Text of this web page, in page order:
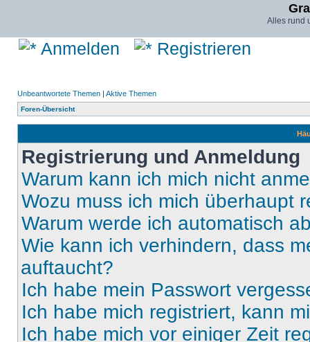
Alles rund
Anmelden Registrieren
Unbeantwortete Themen | Aktive Themen
Foren-Übersicht
Registrierung und Anmeldung
Warum kann ich mich nicht
Wozu muss ich mich überhaupt
Warum werde ich automatisch
Wie kann ich verhindern, dass
auftaucht?
Ich habe mein Passwort
Ich habe mich registriert, kann
Ich habe mich vor einiger Zeit